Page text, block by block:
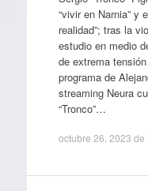
“vivir en Narnia” y
realidad”; tras la
estudio en medio
de extrema
programa de
streaming Neura
“Tronco”…
octubre 26, 2023 de